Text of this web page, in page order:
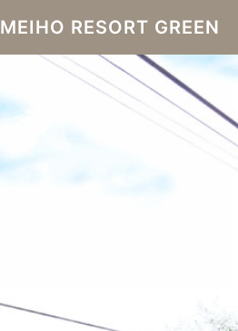
MEIHO RESORT GREEN